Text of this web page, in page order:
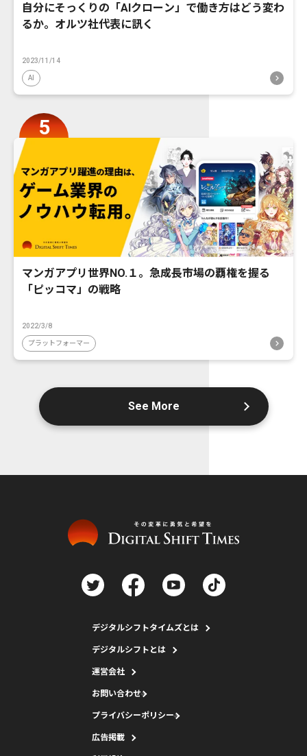
自分にそっくりの「AIクローン」で働き方はどう変わ
るか。オルツ社代表に訊く
2023/11/14
AI
マンガアプリ世界NO.１。急成長市場の覇権を握る
「ピッコマ」の戦略
2022/3/8
プラットフォーマー
See More
デジタルシフトタイムズとは
デジタルシフトとは
運営会社
お問い合わせ
プライバシーポリシー
広告掲載